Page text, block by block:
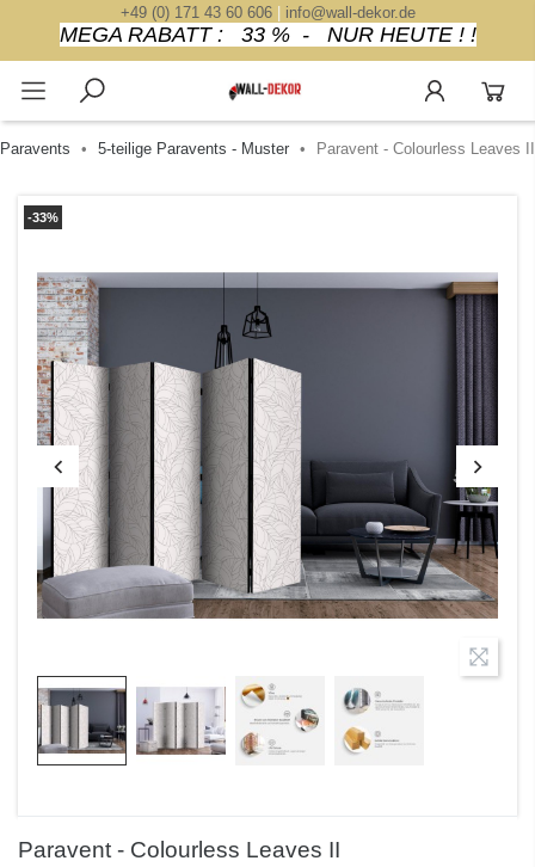
+49 (0) 171 43 60 606| info@wall-dekor.de
MEGA RABATT : 33 % - NUR HEUTE ! !
5-teilige Paravents - Muster Paravent - Colourless Leaves II
-33%
Paravent - Colourless Leaves II